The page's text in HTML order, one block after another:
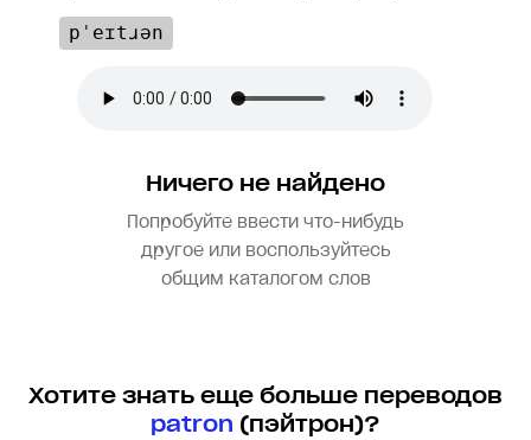
pˈeɪtɹən
Ничего не найдено
Попробуйте ввести что-нибудь
другое или воспользуйтесь
общим каталогом слов
Хотите знать еще больше переводов
patron (пэйтрон)?